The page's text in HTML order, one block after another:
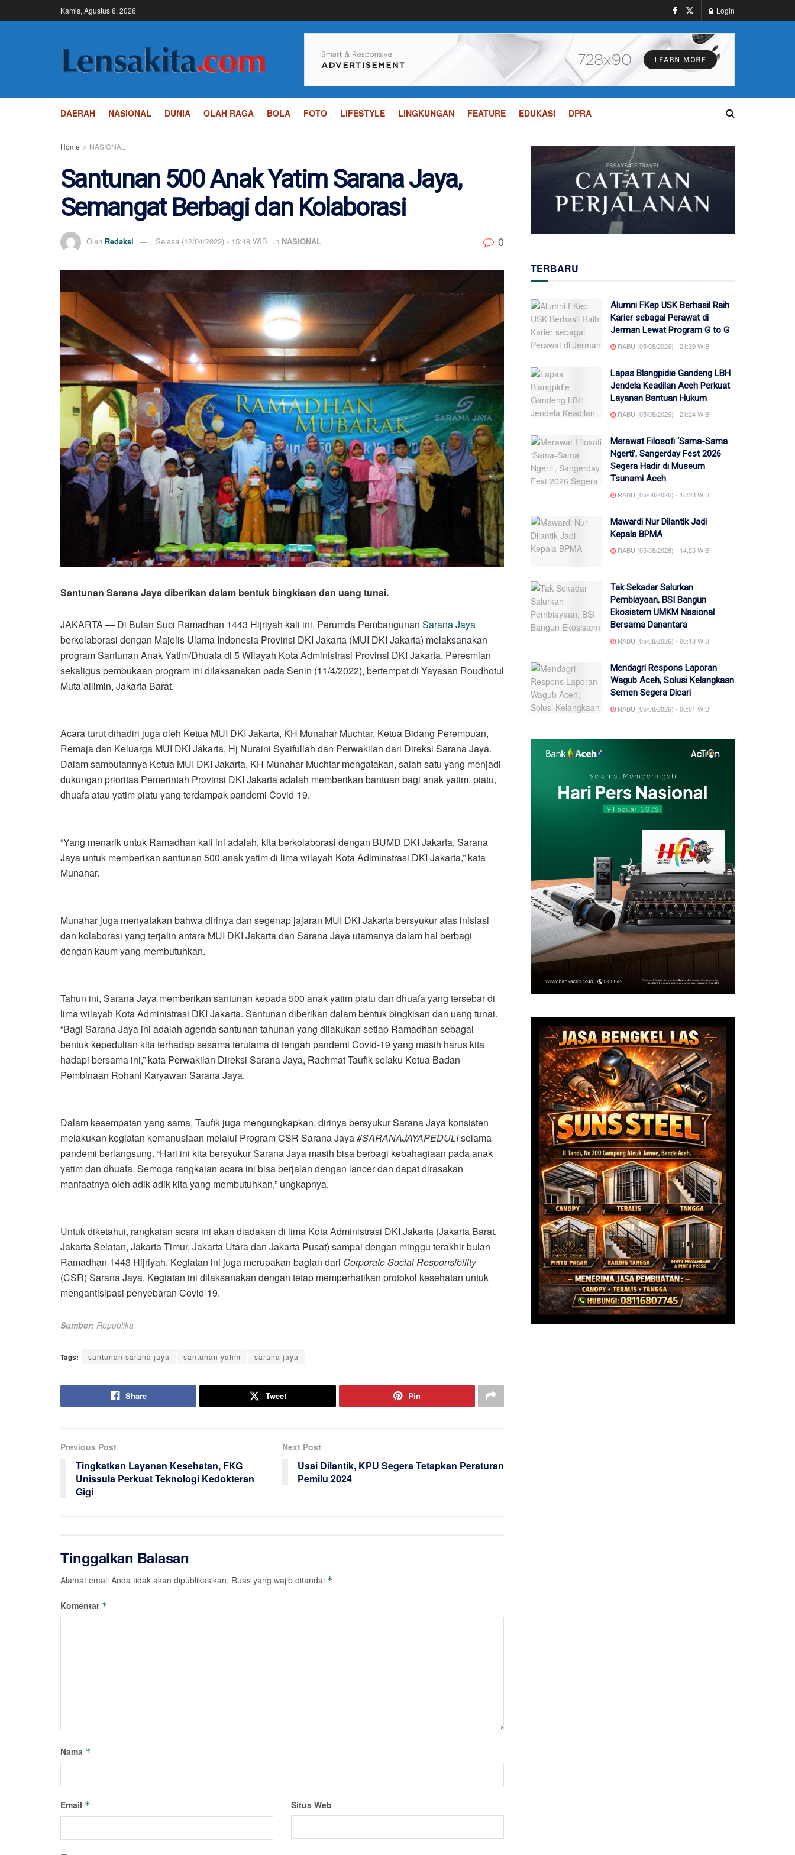
Kamis, Agustus 6, 2026 Login
DAERAH NASIONAL DUNIA OLAH RAGA BOLA FOTO LIFESTYLE LINGKUNGAN FEATURE EDUKASI DPRA
Home NASIONAL
Santunan 500 Anak Yatim Sarana Jaya,
Semangat Berbagi dan Kolaborasi
Oleh Redaksi Selasa (12/04/2022) - 15:48 WIB in NASIONAL 0
Santunan Sarana Jaya diberikan dalam bentuk bingkisan dan uang tunai.
JAKARTA — Di Bulan Suci Ramadhan 1443 Hijriyah kali ini, Perumda Pembangunan Sarana Jaya
berkolaborasi dengan Majelis Ulama Indonesia Provinsi DKI Jakarta (MUI DKI Jakarta) melaksanakan
program Santunan Anak Yatim/Dhuafa di 5 Wilayah Kota Administrasi Provinsi DKI Jakarta. Peresmian
sekaligus pembukaan program ini dilaksanakan pada Senin (11/4/2022), bertempat di Yayasan Roudhotul
Muta’allimin, Jakarta Barat.
Acara turut dihadiri juga oleh Ketua MUI DKI Jakarta, KH Munahar Muchtar, Ketua Bidang Perempuan,
Remaja dan Keluarga MUI DKI Jakarta, Hj Nuraini Syaifullah dan Perwakilan dari Direksi Sarana Jaya.
Dalam sambutannya Ketua MUI DKI Jakarta, KH Munahar Muchtar mengatakan, salah satu yang menjadi
dukungan prioritas Pemerintah Provinsi DKI Jakarta adalah memberikan bantuan bagi anak yatim, piatu,
dhuafa atau yatim piatu yang terdampak pandemi Covid-19.
“Yang menarik untuk Ramadhan kali ini adalah, kita berkolaborasi dengan BUMD DKI Jakarta, Sarana
Jaya untuk memberikan santunan 500 anak yatim di lima wilayah Kota Adiminstrasi DKI Jakarta,” kata
Munahar.
Munahar juga menyatakan bahwa dirinya dan segenap jajaran MUI DKI Jakarta bersyukur atas inisiasi
dan kolaborasi yang terjalin antara MUI DKI Jakarta dan Sarana Jaya utamanya dalam hal berbagi
dengan kaum yang membutuhkan.
Tahun ini, Sarana Jaya memberikan santunan kepada 500 anak yatim piatu dan dhuafa yang tersebar di
lima wilayah Kota Administrasi DKI Jakarta. Santunan diberikan dalam bentuk bingkisan dan uang tunai.
“Bagi Sarana Jaya ini adalah agenda santunan tahunan yang dilakukan setiap Ramadhan sebagai
bentuk kepedulian kita terhadap sesama terutama di tengah pandemi Covid-19 yang masih harus kita
hadapi bersama ini,” kata Perwakilan Direksi Sarana Jaya, Rachmat Taufik selaku Ketua Badan
Pembinaan Rohani Karyawan Sarana Jaya.
Dalam kesempatan yang sama, Taufik juga mengungkapkan, dirinya bersyukur Sarana Jaya konsisten
melakukan kegiatan kemanusiaan melalui Program CSR Sarana Jaya#SARANAJAYAPEDULIselama
pandemi berlangsung. “Hari ini kita bersyukur Sarana Jaya masih bisa berbagi kebahagiaan pada anak
yatim dan dhuafa. Semoga rangkaian acara ini bisa berjalan dengan lancer dan dapat dirasakan
manfaatnya oleh adik-adik kita yang membutuhkan,” ungkapnya.
Untuk diketahui, rangkaian acara ini akan diadakan di lima Kota Administrasi DKI Jakarta (Jakarta Barat,
Jakarta Selatan, Jakarta Timur, Jakarta Utara dan Jakarta Pusat) sampai dengan minggu terakhir bulan
Ramadhan 1443 Hijriyah. Kegiatan ini juga merupakan bagian dari Corporate Social Responsibility
(CSR) Sarana Jaya. Kegiatan ini dilaksanakan dengan tetap memperhatikan protokol kesehatan untuk
mengantisipasi penyebaran Covid-19.
Sumber: Republika
Tags: santunan sarana jaya santunan yatim sarana jaya
Share Tweet Pin
Previous Post
Tingkatkan Layanan Kesehatan, FKG
Unissula Perkuat Teknologi Kedokteran
Gigi
Next Post
Usai Dilantik, KPU Segera Tetapkan Peraturan
Pemilu 2024
Tinggalkan Balasan
Alamat email Anda tidak akan dipublikasikan. Ruas yang wajib ditandai *
Komentar *
Nama *
Email * Situs Web
TERBARU
Alumni FKep USK Berhasil Raih
Karier sebagai Perawat di
Jerman Lewat Program G to G
RABU (05/08/2026) - 21:39 WIB
Lapas Blangpidie Gandeng LBH
Jendela Keadilan Aceh Perkuat
Layanan Bantuan Hukum
RABU (05/08/2026) - 21:24 WIB
Merawat Filosofi ‘Sama-Sama
Ngerti’, Sangerday Fest 2026
Segera Hadir di Museum
Tsunami Aceh
RABU (05/08/2026) - 18:23 WIB
Mawardi Nur Dilantik Jadi
Kepala BPMA
RABU (05/08/2026) - 14:25 WIB
Tak Sekadar Salurkan
Pembiayaan, BSI Bangun
Ekosistem UMKM Nasional
Bersama Danantara
RABU (05/08/2026) - 00:18 WIB
Mendagri Respons Laporan
Wagub Aceh, Solusi Kelangkaan
Semen Segera Dicari
RABU (05/08/2026) - 00:01 WIB